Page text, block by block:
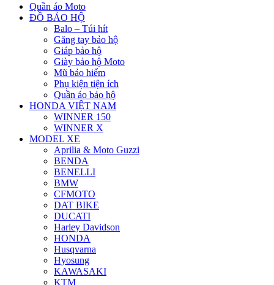
Quần áo Moto
ĐỒ BẢO HỘ
Balo – Túi hít
Găng tay bảo hộ
Giáp bảo hộ
Giày bảo hộ Moto
Mũ bảo hiểm
Phụ kiện tiện ích
Quần áo bảo hộ
HONDA VIỆT NAM
WINNER 150
WINNER X
MODEL XE
Aprilia & Moto Guzzi
BENDA
BENELLI
BMW
CFMOTO
DAT BIKE
DUCATI
Harley Davidson
HONDA
Husqvarna
Hyosung
KAWASAKI
KTM